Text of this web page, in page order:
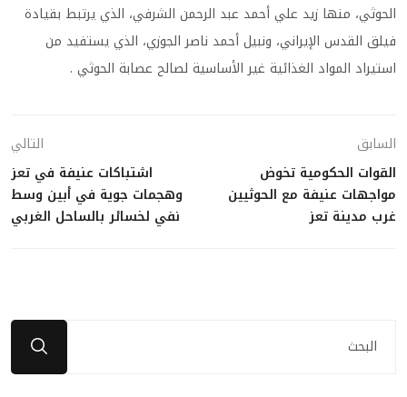
الحوثي، منها زيد علي أحمد عبد الرحمن الشرفي، الذي يرتبط بقيادة
فيلق القدس الإيراني، ونبيل أحمد ناصر الجوزي، الذي يستفيد من
استيراد المواد الغذائية غير الأساسية لصالح عصابة الحوثي .
السابق
القوات الحكومية تخوض
مواجهات عنيفة مع الحوثيين
غرب مدينة تعز
التالي
اشتباكات عنيفة في تعز
وهجمات جوية في أبين وسط
نفي لخسائر بالساحل الغربي